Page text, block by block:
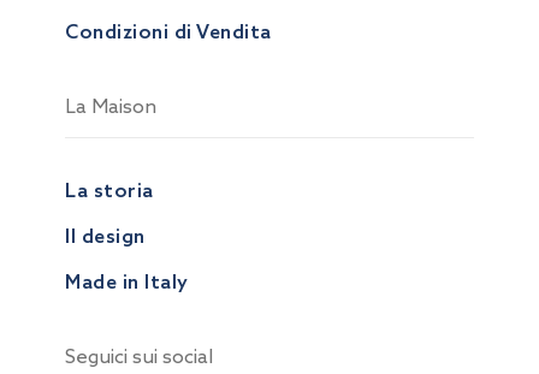
Condizioni di Vendita
La Maison
La storia
Il design
Made in Italy
Seguici sui social